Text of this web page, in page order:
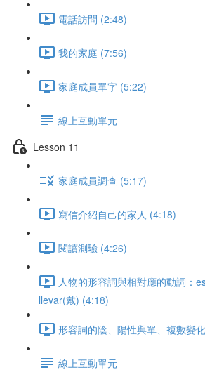
電話訪問 (2:48)
我的家庭 (7:56)
家庭成員單字 (5:22)
線上互動單元
Lesson 11
家庭成員調查 (5:17)
寫信介紹自己的家人 (4:18)
閱讀測驗 (4:26)
人物的形容詞與相對應的動詞：
llevar(戴) (4:18)
形容詞的陰、陽性與單、複數變
線上互動單元